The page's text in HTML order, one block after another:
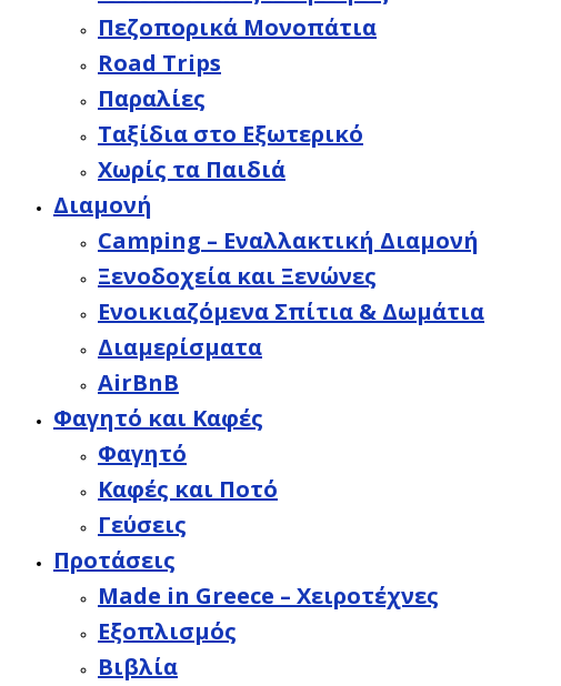
Πεζοπορικά Μονοπάτια
Road Trips
Παραλίες
Ταξίδια στο Εξωτερικό
Χωρίς τα Παιδιά
Διαμονή
Camping – Εναλλακτική Διαμονή
Ξενοδοχεία και Ξενώνες
Ενοικιαζόμενα Σπίτια & Δωμάτια
Διαμερίσματα
AirBnB
Φαγητό και Καφές
Φαγητό
Καφές και Ποτό
Γεύσεις
Προτάσεις
Made in Greece – Χειροτέχνες
Εξοπλισμός
Βιβλία